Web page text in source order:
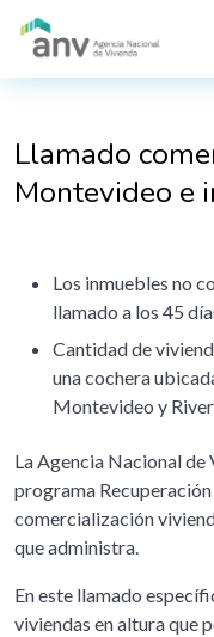
Pasar al contenido principal
Llamado
Montevideo e
Los inmuebles no
llamado a los 45
Cantidad de
una cochera
Montevideo y
La Agencia Nacional
programa
comercialización
que administra.
En este llamado
viviendas en altura que